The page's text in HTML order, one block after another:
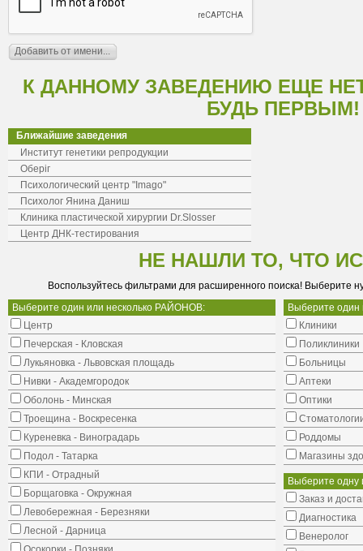
К ДАННОМУ ЗАВЕДЕНИЮ ЕЩЕ
БУДЬ ПЕРВЫМ!
Ближайшие заведения
Институт генетики репродукции
Оберіг
Психологический центр "Imago"
Психолог Янина Даниш
Клиника пластической хирургии Dr.Slosser
Центр ДНК-тестирования
НЕ НАШЛИ ТО, ЧТО
Воспользуйтесь фильтрами для расширенного поиска! Выберите
Выберите один или несколько РАЙОНОВ:
Центр
Печерская - Кловская
Лукьяновка - Львовская площадь
Нивки - Академгородок
Оболонь - Минская
Троещина - Воскресенка
Куреневка - Виноградарь
Подол - Татарка
КПИ - Отрадный
Борщаговка - Окружная
Левобережная - Березняки
Лесной - Дарница
Выберите
Клиники
Поликлиники
Больницы
Аптеки
Оптики
Роддомы
Магазины
Выберите одну
Заказ и
Диагностика
Венеролог